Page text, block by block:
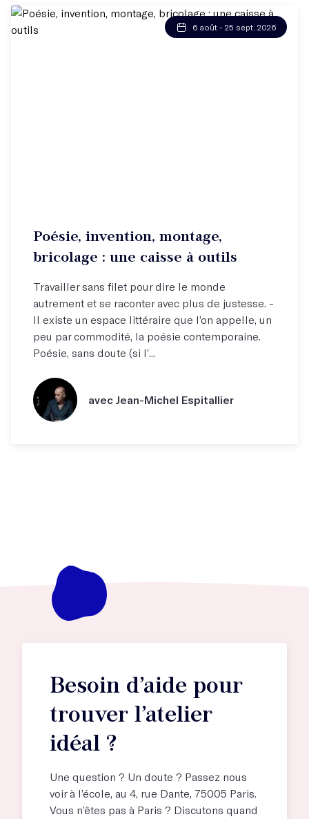
6 août - 25 sept. 2026
Poésie, invention, montage,
bricolage : une caisse à outils
Travailler sans filet pour dire le monde
autrement et se raconter avec plus de justesse. -
Il existe un espace littéraire que l’on appelle, un
peu par commodité, la poésie contemporaine.
Poésie, sans doute (si l’...
avec Jean-Michel Espitallier
Besoin d’aide pour
trouver l’atelier
idéal ?
Une question ? Un doute ? Passez nous
voir à l’école, au 4, rue Dante, 75005 Paris.
Vous n’êtes pas à Paris ? Discutons quand